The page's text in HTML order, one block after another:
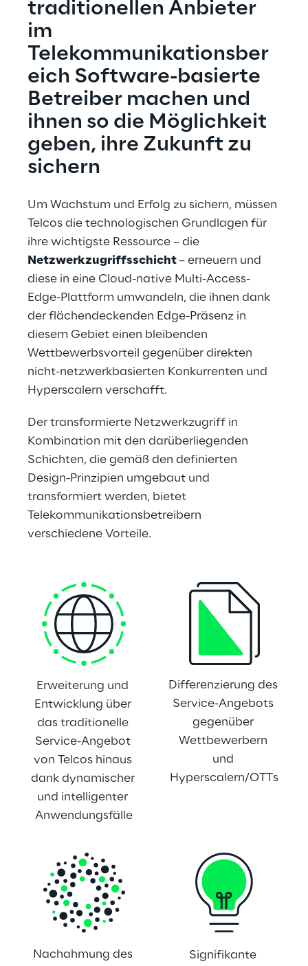
traditionellen Anbieter
im
Telekommunikationsber
eich Software-basierte
Betreiber machen und
ihnen so die Möglichkeit
geben, ihre Zukunft zu
sichern
Um Wachstum und Erfolg zu sichern, müssen
Telcos die technologischen Grundlagen für
ihre wichtigste Ressource – die
Netzwerkzugriffsschicht – erneuern und
diese in eine Cloud-native Multi-Access-
Edge-Plattform umwandeln, die ihnen dank
der flächendeckenden Edge-Präsenz in
diesem Gebiet einen bleibenden
Wettbewerbsvorteil gegenüber direkten
nicht-netzwerkbasierten Konkurrenten und
Hyperscalern verschafft.
Der transformierte Netzwerkzugriff in
Kombination mit den darüberliegenden
Schichten, die gemäß den definierten
Design-Prinzipien umgebaut und
transformiert werden, bietet
Telekommunikationsbetreibern
verschiedene Vorteile.
Erweiterung und
Entwicklung über
das traditionelle
Service-Angebot
von Telcos hinaus
dank dynamischer
und intelligenter
Anwendungsfälle
Differenzierung des
Service-Angebots
gegenüber
Wettbewerbern
und
Hyperscalern/OTTs
Nachahmung des
Signifikante